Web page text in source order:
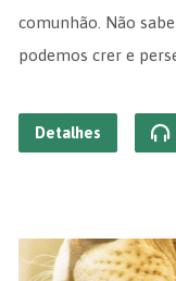
comunhão. Não
podemos crer e
Detalhes